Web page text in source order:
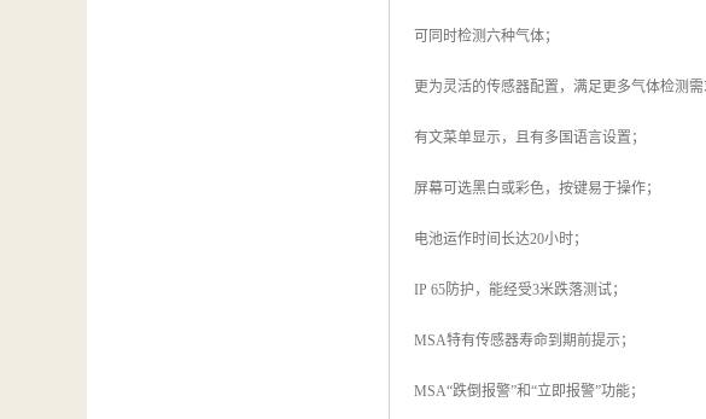
可同时检测六种气体；
更为灵活的传感器配置，满足更多气体检测需
有文菜单显示，且有多国语言设置；
屏幕可选黑白或彩色，按键易于操作；
电池运作时间长达20小时；
IP 65防护，能经受3米跌落测试；
MSA特有传感器寿命到期前提示；
MSA“跌倒报警”和“立即报警”功能；